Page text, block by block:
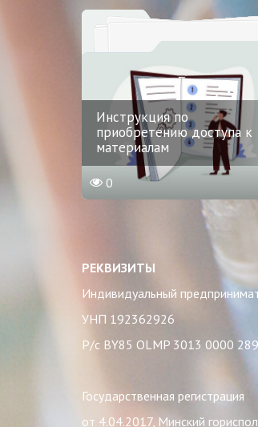
Инструкция по
приобретению доступа к
материалам
0
РЕКВИЗИТЫ
Индивидуальный
УНП
Р/с BY85
Государственная регистрация
от 4.04.2017, Минский